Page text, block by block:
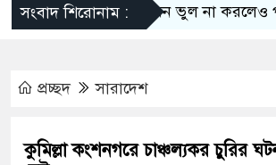
সংবাদ শিরোনাম :এমন ভুল না করলেও
প্রচ্ছদ সারাদেশ
কুমিল্লা কংশনগরে চাঞ্চল্যকর চুরির